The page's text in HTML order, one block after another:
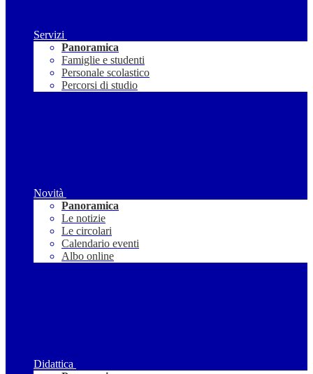
Servizi
Panoramica
Famiglie e studenti
Personale scolastico
Percorsi di studio
Novità
Panoramica
Le notizie
Le circolari
Calendario eventi
Albo online
Didattica